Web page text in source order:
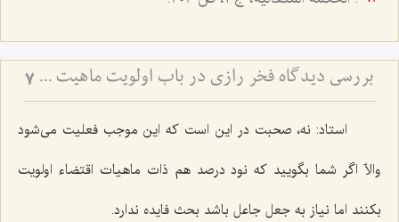
بررسی دیدگاه فخر رازی در باب اولویت ماهیت - تحلیل نسبت میان اولویت وجود و امتناع عدم در فلسفه 7
استاد: نه، صحبت در این است که این موجب فعلیت می‌شود
والاّ اگر شما بگویید که نود درصد هم ذات ماهیات اقتضاء اولویت
بکنند اما نیاز به جعل جاعل باشد بحث فایده ندارد.